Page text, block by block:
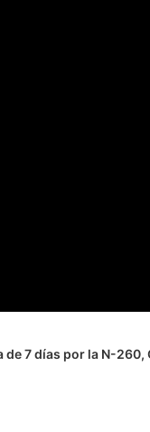
7 días por la N-260,